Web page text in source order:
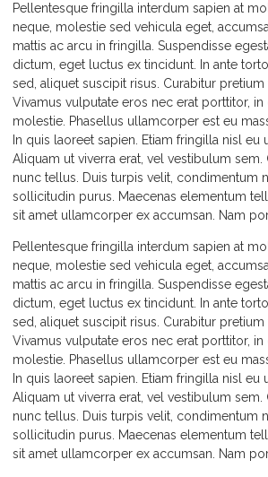
Pellentesque fringilla interdum sapien at
neque, molestie sed vehicula eget,
mattis ac arcu in fringilla. Suspendisse
dictum, eget luctus ex tincidunt. In ante
sed, aliquet suscipit risus. Curabitur
Vivamus vulputate eros nec erat porttitor,
molestie. Phasellus ullamcorper est eu
In quis laoreet sapien. Etiam fringilla nisl eu
Aliquam ut viverra erat, vel vestibulum sem.
nunc tellus. Duis turpis velit, condimentum
sollicitudin purus. Maecenas elementum
sit amet ullamcorper ex accumsan. Nam
Pellentesque fringilla interdum sapien at
neque, molestie sed vehicula eget,
mattis ac arcu in fringilla. Suspendisse
dictum, eget luctus ex tincidunt. In ante
sed, aliquet suscipit risus. Curabitur
Vivamus vulputate eros nec erat porttitor,
molestie. Phasellus ullamcorper est eu
In quis laoreet sapien. Etiam fringilla nisl eu
Aliquam ut viverra erat, vel vestibulum sem.
nunc tellus. Duis turpis velit, condimentum
sollicitudin purus. Maecenas elementum
sit amet ullamcorper ex accumsan. Nam